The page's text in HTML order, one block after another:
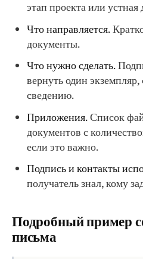
этап проекта или устная
Что направляется.
документы.
Что нужно сделать.
вернуть один экземпляр,
сведению.
Приложения.Список
документов с
если это важно.
Подпись и контакты
получатель знал, кому
Подробный пример
письма